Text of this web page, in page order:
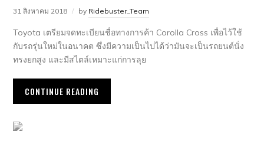
31 สิงหาคม 2018 by Ridebuster_Team
Toyota เตรียมจดทะเบียนชื่อทางการค้า Corolla Cross เพื่อไว้ใช้
กับรถรุ่นใหม่ในอนาคต ซึ่งมีความเป็นไปได้ว่ามันจะเป็นรถยนต์นั่ง
ทรงยกสูง และมีสไตล์เหมาะแก่การลุย
CONTINUE READING